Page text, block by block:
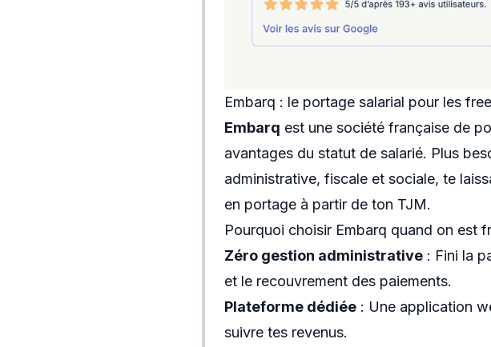
Embarq : le portage salarial pour les
Embarq est une société française de
avantages du statut de salarié. Plus
administrative, fiscale et sociale, te
en portage à partir de ton TJM.
Pourquoi choisir Embarq quand on est
Zéro gestion administrative : Fini la
et le recouvrement des paiements.
Plateforme dédiée : Une application
suivre tes revenus.